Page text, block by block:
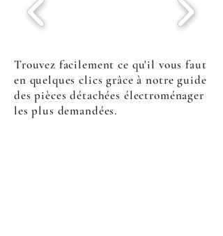
Trouvez facilement ce qu'il vous faut
en quelques clics grâce à notre guide
des pièces détachées électroménager
les plus demandées.